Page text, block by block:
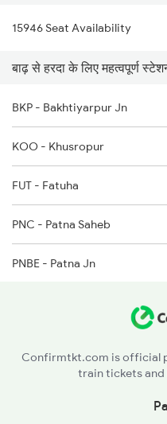
1071 Ltt Bsb Spl
1072 Kamayani Exp Spl
1077 Pune Jat Spl
1078 Jhelum Covid
1080 Ltt Festivl Spl
2129 Ltt Pryj Spl
2135 Banaras Fes Spl
15946 Seat Availability
बाढ़ से हरदा के लिए महत्वपूर्ण
BKP - Bakhtiyarpur Jn
KOO - Khusropur
FUT - Fatuha
PNC - Patna Saheb
PNBE - Patna Jn
DURE - Dumraon
Confirmtkt.com is official
train tickets and